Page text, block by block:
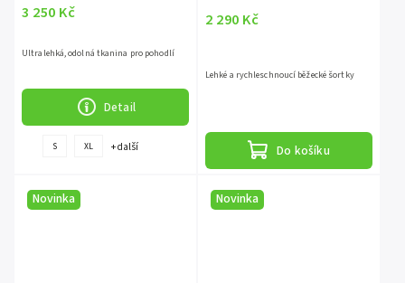
3 250 Kč
Detail
Ultralehká, odolná tkanina pro pohodlí
S XL + další
2 290 Kč
Do košíku
Lehké a rychleschnoucí běžecké šortky
Novinka Novinka